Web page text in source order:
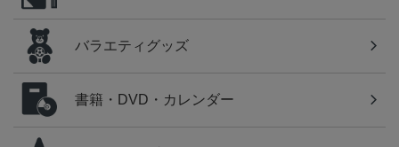
バラエティグッズ
書籍・DVD・カレンダー